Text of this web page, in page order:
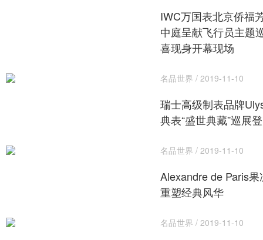
IWC万国表北京侨福
中庭呈献飞行员主题
喜现身开幕现场
名品世界 / 2019-11-10
瑞士高级制表品牌
典表“盛世典藏”巡展
名品世界 / 2019-11-10
Alexandre de Paris
重塑经典风华
名品世界 / 2019-11-10